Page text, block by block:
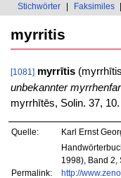
Stichwörter Faksimiles
myrritis
[1081] myrrītis
unbekannter
myrrhītēs, Solin. 37, 10.
Quelle:
Karl Ernst
1998), Band 2,
Permalink:
http://